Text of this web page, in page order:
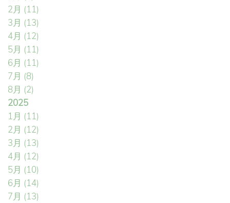
2月 (11)
3月 (13)
4月 (12)
5月 (11)
6月 (11)
7月 (8)
8月 (2)
2025
1月 (11)
2月 (12)
3月 (13)
4月 (12)
5月 (10)
6月 (14)
7月 (13)